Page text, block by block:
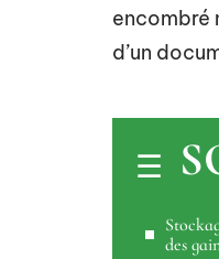
encombré
d’un
des